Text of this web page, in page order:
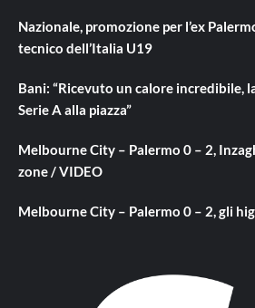
Nazionale, promozione per l’ex
tecnico dell’Italia U19
Bani: “Ricevuto un calore incredibile,
Serie A alla piazza”
Melbourne City – Palermo 0 – 2,
zone / VIDEO
Melbourne City – Palermo 0 – 2, gli